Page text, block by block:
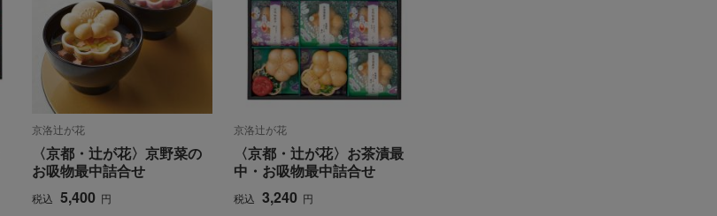
京洛辻が花
〈京都・辻が花〉京野菜の
お吸物最中詰合せ
税込 5,400 円
京洛辻が花
〈京都・辻が花〉お茶漬最
中・お吸物最中詰合せ
税込 3,240 円